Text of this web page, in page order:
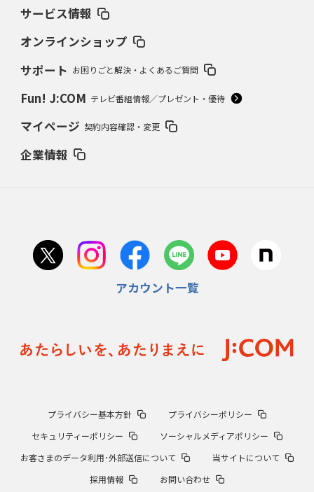
サービス情報
オンラインショップ
サポート お困りごと解決・よくあるご質問
Fun! J:COM テレビ番組情報／プレゼント・優待
マイページ 契約内容確認・変更
企業情報
アカウント一覧
プライバシー基本方針
プライバシーポリシー
セキュリティーポリシー
ソーシャルメディアポリシー
お客さまのデータ利用･外部送信について
当サイトについて
採用情報
お問い合わせ